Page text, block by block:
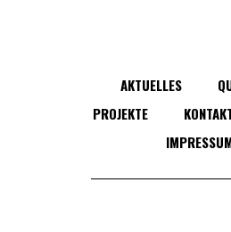
AKTUELLES
PROJEKTE